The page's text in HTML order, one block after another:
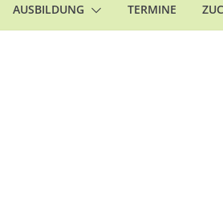
AUSBILDUNG TERMINE